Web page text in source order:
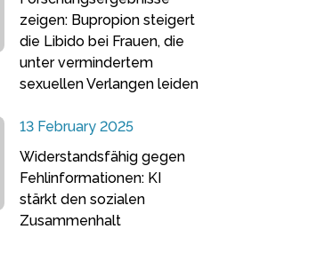
zeigen: Bupropion steigert
die Libido bei Frauen, die
unter vermindertem
sexuellen Verlangen leiden
13 February 2025
Widerstandsfähig gegen
Fehlinformationen: KI
stärkt den sozialen
Zusammenhalt